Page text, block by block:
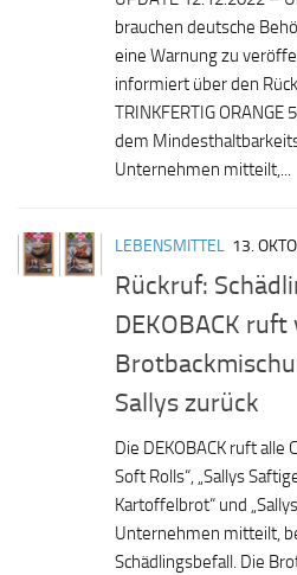
brauchen deutsche
eine Warnung zu
informiert über den
TRINKFERTIG
dem
Unternehmen mitteilt,...
LEBENSMITTEL 13.
Rückruf:
DEKOBACK
Sallys zurück
Die DEKOBACK ruft alle
Soft Rolls“, „Sallys
Kartoffelbrot“ und
Unternehmen mitteilt,
Schädlingsbefall. Die